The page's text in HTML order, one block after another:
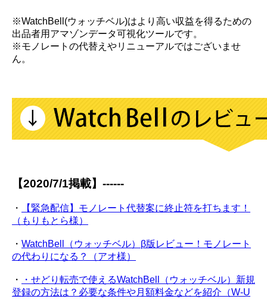
※WatchBell(ウォッチベル)はより高い収益を得るための
出品者用アマゾンデータ可視化ツールです。
※モノレートの代替えやリニューアルではございませ
ん。
【2020/7/1掲載】------
・
【緊急配信】モノレート代替案に終止符を打ちます！
（もりもとら様）
・ WatchBell（ウォッチベル）β版レビュー！モノレート
の代わりになる？（アオ様）
・
・せどり転売で使えるWatchBell（ウォッチベル）新規
登録の方法は？必要な条件や月額料金などを紹介（W-U